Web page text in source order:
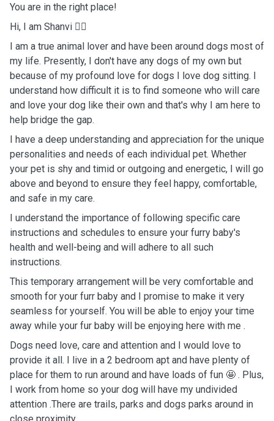
You are in the right place!
Hi, I am Shanvi ✌🏻
I am a true animal lover and have been around dogs most of
my life. Presently, I don't have any dogs of my own but
because of my profound love for dogs I love dog sitting. I
understand how difficult it is to find someone who will care
and love your dog like their own and that's why I am here to
help bridge the gap.
I have a deep understanding and appreciation for the unique
personalities and needs of each individual pet. Whether
your pet is shy and timid or outgoing and energetic, I will go
above and beyond to ensure they feel happy, comfortable,
and safe in my care.
I understand the importance of following specific care
instructions and schedules to ensure your furry baby's
health and well-being and will adhere to all such
instructions.
This temporary arrangement will be very comfortable and
smooth for your furr baby and I promise to make it very
seamless for yourself. You will be able to enjoy your time
away while your fur baby will be enjoying here with me .
Dogs need love, care and attention and I would love to
provide it all. I live in a 2 bedroom apt and have plenty of
place for them to run around and have loads of fun 🤩 . Plus,
I work from home so your dog will have my undivided
attention .There are trails, parks and dogs parks around in